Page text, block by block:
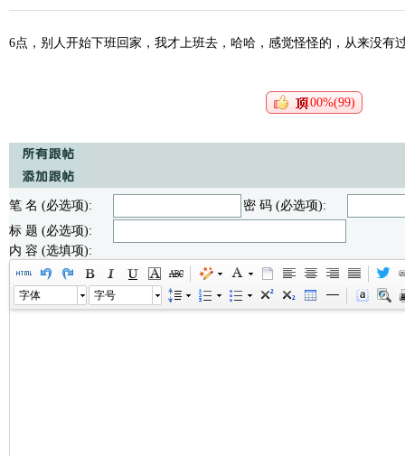
6点，别人开始下班回家，我才上班去，哈哈，感觉怪怪的，从来没有
100%(99)
笔 名 (必选项):
密 码 (必选项):
标 题 (必选项):
内 容 (选填项):
字体 字号